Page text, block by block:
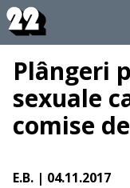
Plângeri
sexuale
comise
E.B. | 04.11.2017